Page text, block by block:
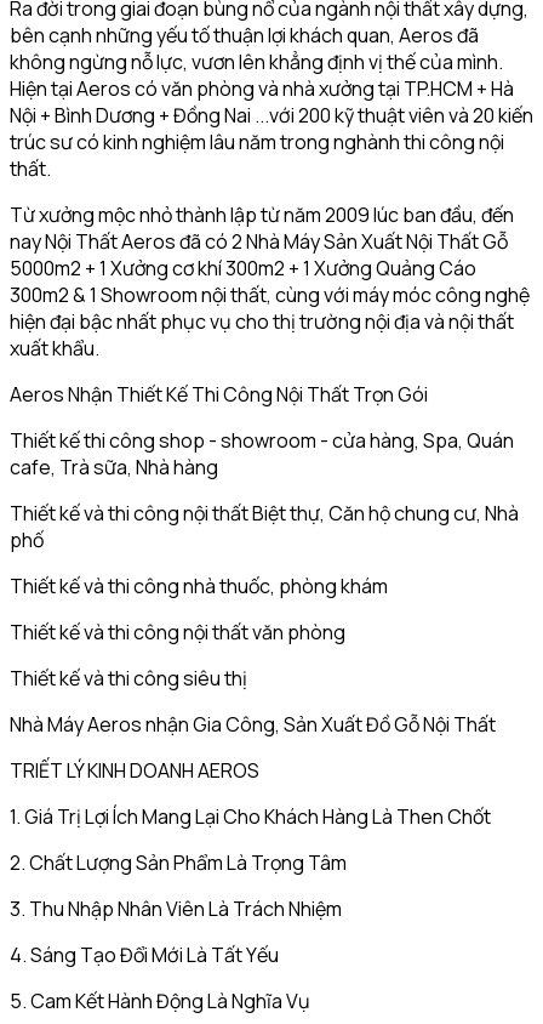
Ra đời trong giai đoạn bùng nổ của ngành nội thất xây dựng,
bên cạnh những yếu tố thuận lợi khách quan, Aeros đã
không ngừng nỗ lực, vươn lên khẳng định vị thế của mình.
Hiện tại Aeros có văn phòng và nhà xưởng tại TP.HCM + Hà
Nội + Bình Dương + Đồng Nai ...với 200 kỹ thuật viên và 20 kiến
trúc sư có kinh nghiệm lâu năm trong nghành thi công nội
thất.
Từ xưởng mộc nhỏ thành lập từ năm 2009 lúc ban đầu, đến
nay Nội Thất Aeros đã có 2 Nhà Máy Sản Xuất Nội Thất Gỗ
5000m2 + 1 Xưởng cơ khí 300m2 + 1 Xưởng Quảng Cáo
300m2 & 1 Showroom nội thất, cùng với máy móc công nghệ
hiện đại bậc nhất phục vụ cho thị trường nội địa và nội thất
xuất khẩu.
Aeros Nhận Thiết Kế Thi Công Nội Thất Trọn Gói
Thiết kế thi công shop - showroom - cửa hàng, Spa, Quán
cafe, Trà sữa, Nhà hàng
Thiết kế và thi công nội thất Biệt thự, Căn hộ chung cư, Nhà
phố
Thiết kế và thi công nhà thuốc, phòng khám
Thiết kế và thi công nội thất văn phòng
Thiết kế và thi công siêu thị
Nhà Máy Aeros nhận Gia Công, Sản Xuất Đồ Gỗ Nội Thất
TRIẾT LÝ KINH DOANH AEROS
1. Giá Trị Lợi Ích Mang Lại Cho Khách Hàng Là Then Chốt
2. Chất Lượng Sản Phẩm Là Trọng Tâm
3. Thu Nhập Nhân Viên Là Trách Nhiệm
4. Sáng Tạo Đổi Mới Là Tất Yếu
5. Cam Kết Hành Động Là Nghĩa Vụ